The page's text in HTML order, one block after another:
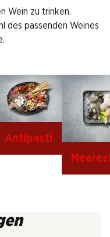
Wein zu trinken.
des passenden Weines
Antipasti